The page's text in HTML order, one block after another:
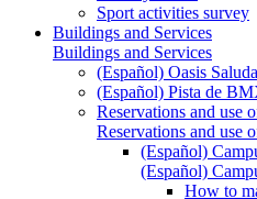
Sport activities survey
Buildings and Services
Buildings and Services
(Español) Oasis
(Español) Pista de
Reservations and use
Reservations and use
(Español)
(Español)
How to